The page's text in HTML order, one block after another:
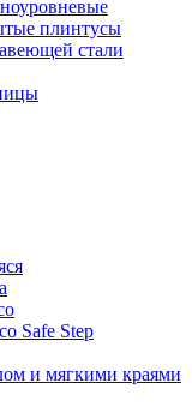
плинтусы
стали
Safe Step
и мягкими краями